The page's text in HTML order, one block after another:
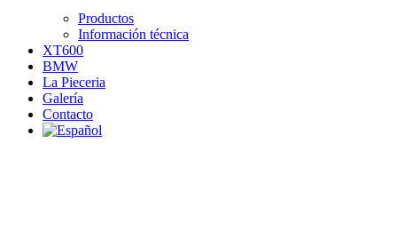
Productos
Información técnica
XT600
BMW
La Pieceria
Galería
Contacto